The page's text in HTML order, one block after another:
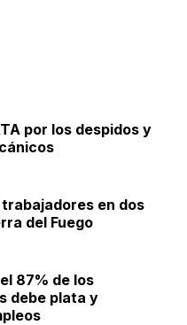
por los despidos y
en dos
del Fuego
87% de los
debe plata y